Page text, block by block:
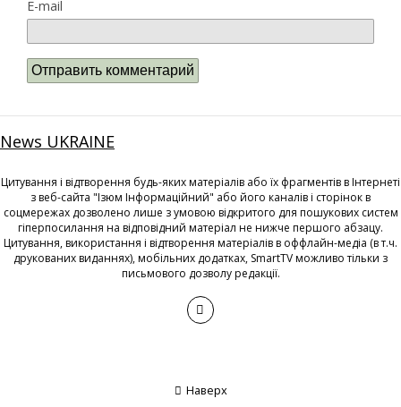
E-mail
News UKRAINE
Цитування і відтворення будь-яких матеріалів або їх фрагментів в Інтернеті
з веб-сайта "Ізюм Інформаційний" або його каналів і сторінок в
соцмережах дозволено лише з умовою відкритого для пошукових систем
гіперпосилання на відповідний матеріал не нижче першого абзацу.
Цитування, використання і відтворення матеріалів в оффлайн-медіа (в т.ч.
друкованих виданнях), мобільних додатках, SmartTV можливо тільки з
письмового дозволу редакції.
Наверх